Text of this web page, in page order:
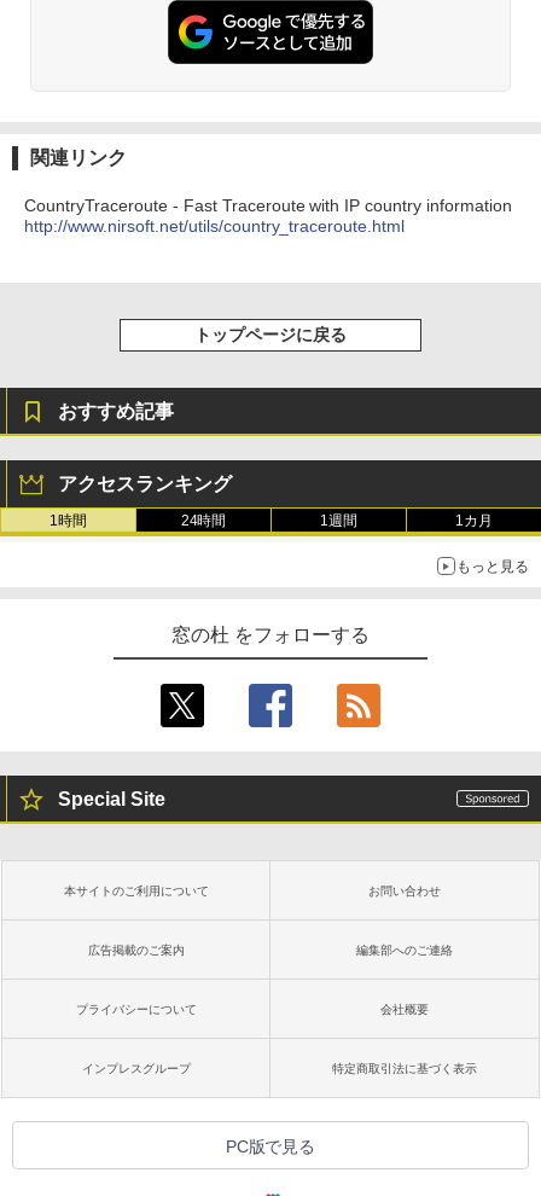
インゲームコード】 ロブロックス | オン
ラインコード版
￥39,582
定バーチャルアイテムを含む】 【オンラ
インゲームコード】 ロブロックス | オン
Robloxギフトカード - 1000 Robux 【限
定バーチャルアイテムを含む】 【オンラ
インゲームコード】 ロブロックス |オン
ラインコード版
ズ (はぴーイラストLabo)
￥99
めのAIコーディング入門シリーズ
FM TOWNS ハイパー・カタログ: 本体ハ
ードウェア・市販ソフトウェアのパーフ
1冊ですべて身につくHTML & CSSとWe
bデザイン入門講座［第2版］
￥2,326
ない、大きな画面で読みやすい、6週間持
続バッテリー、6インチディスプレイ電子
書籍リーダー、ブラック、16GB、広告な
ション (32GB) 7インチディスプレイ、明
るさ自動調整、色調調節ライト、12週間
￥32,980
Amazon Kindle Colorsoft | 16GBストレ
売)
￥39,980
New Amazon Kindle Scribe Colorsoft |
整、色調調節ライト、プレミアムペン付
き、グラファイト
￥115,980
関連リンク
CountryTraceroute - Fast Traceroute with IP country information
http://www.nirsoft.net/utils/country_traceroute.html
トップページに戻る
おすすめ記事
アクセスランキング
1時間 24時間 1週間 1カ月
もっと見る
窓の杜 をフォローする
Special Site
本サイトのご利用について お問い合わせ
広告掲載のご案内 編集部へのご連絡
プライバシーについて 会社概要
インプレスグループ 特定商取引法に基づく表示
PC版で見る